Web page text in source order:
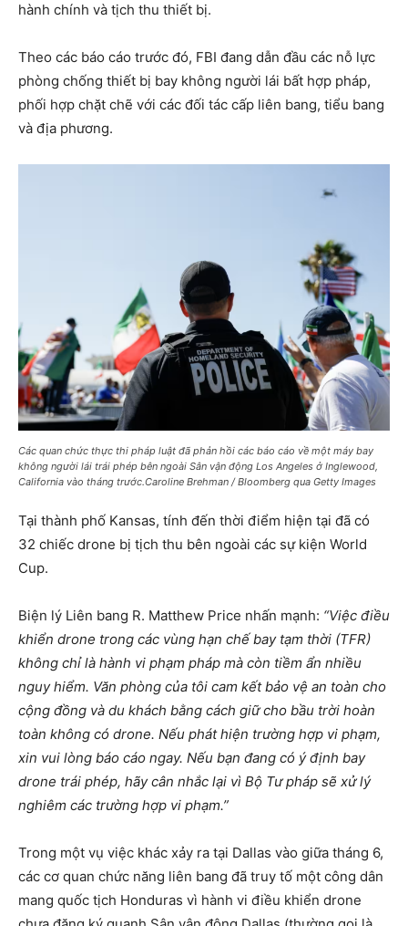
hành chính và tịch thu thiết bị.
Theo các báo cáo trước đó, FBI đang dẫn đầu các nỗ lực
phòng chống thiết bị bay không người lái bất hợp pháp,
phối hợp chặt chẽ với các đối tác cấp liên bang, tiểu bang
và địa phương.
Các quan chức thực thi pháp luật đã phản hồi các báo cáo về một máy bay
không người lái trái phép bên ngoài Sân vận động Los Angeles ở Inglewood,
California vào tháng trước.Caroline Brehman / Bloomberg qua Getty Images
Tại thành phố Kansas, tính đến thời điểm hiện tại đã có
32 chiếc drone bị tịch thu bên ngoài các sự kiện World
Cup.
Biện lý Liên bang R. Matthew Price nhấn mạnh: “Việc điều
khiển drone trong các vùng hạn chế bay tạm thời (TFR)
không chỉ là hành vi phạm pháp mà còn tiềm ẩn nhiều
nguy hiểm. Văn phòng của tôi cam kết bảo vệ an toàn cho
cộng đồng và du khách bằng cách giữ cho bầu trời hoàn
toàn không có drone. Nếu phát hiện trường hợp vi phạm,
xin vui lòng báo cáo ngay. Nếu bạn đang có ý định bay
drone trái phép, hãy cân nhắc lại vì Bộ Tư pháp sẽ xử lý
nghiêm các trường hợp vi phạm.”
Trong một vụ việc khác xảy ra tại Dallas vào giữa tháng 6,
các cơ quan chức năng liên bang đã truy tố một công dân
mang quốc tịch Honduras vì hành vi điều khiển drone